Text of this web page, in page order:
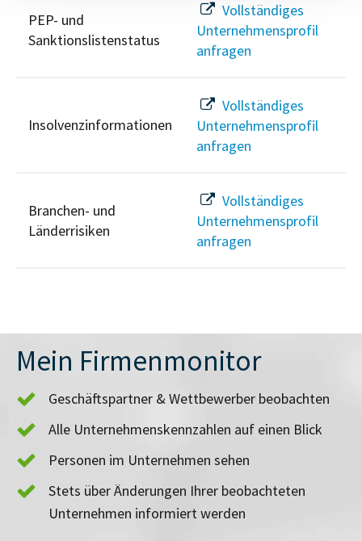
PEP- und
Sanktionslistenstatus
Vollständiges
Unternehmensprofil
anfragen
Insolvenzinformationen
Vollständiges
Unternehmensprofil
anfragen
Branchen- und
Länderrisiken
Vollständiges
Unternehmensprofil
anfragen
Mein Firmenmonitor
Geschäftspartner & Wettbewerber beobachten
Alle Unternehmenskennzahlen auf einen Blick
Personen im Unternehmen sehen
Stets über Änderungen Ihrer beobachteten
Unternehmen informiert werden